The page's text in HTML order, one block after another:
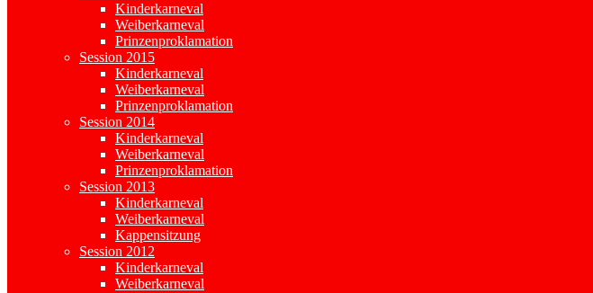
Kinderkarneval
Weiberkarneval
Prinzenproklamation
Session 2015
Kinderkarneval
Weiberkarneval
Prinzenproklamation
Session 2014
Kinderkarneval
Weiberkarneval
Prinzenproklamation
Session 2013
Kinderkarneval
Weiberkarneval
Kappensitzung
Session 2012
Kinderkarneval
Weiberkarneval